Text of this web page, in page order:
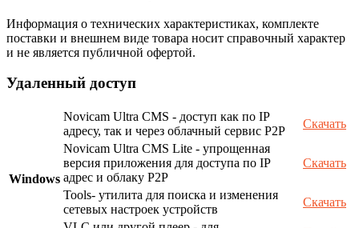
Информация о технических характеристиках, комплекте
поставки и внешнем виде товара носит справочный характер
и не является публичной офертой.
Удаленный доступ
Windows
Novicam Ultra CMS - доступ как по IP
адресу, так и через облачный сервис P2P
Скачать
Novicam Ultra CMS Lite - упрощенная
версия приложения для доступа по IP
адрес и облаку P2P
Скачать
Tools- утилита для поиска и изменения
сетевых настроек устройств
Скачать